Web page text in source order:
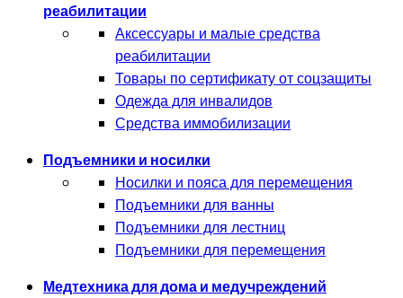
реабилитации
Аксессуары и малые средства
реабилитации
Товары по сертификату от соцзащиты
Одежда для инвалидов
Средства иммобилизации
Подъемники и носилки
Носилки и пояса для перемещения
Подъемники для ванны
Подъемники для лестниц
Подъемники для перемещения
Медтехника для дома и медучреждений